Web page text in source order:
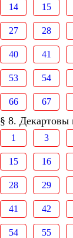
14 15
27 28
40 41
53 54
66 67
§ 8. Декартовы
1 3
15 16
28 29
41 42
54 55